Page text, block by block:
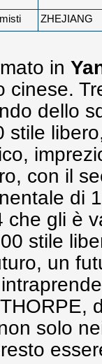
ZHEJIANG
in
cinese.
dello
stile
con il
di
gli è
stile
un
solo